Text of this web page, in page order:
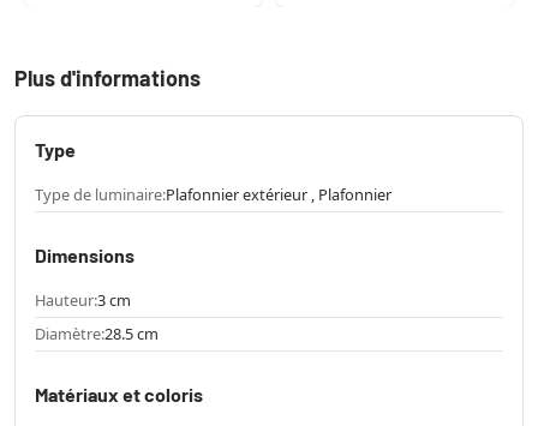
Plus d'informations
Type
Type de luminaire:Plafonnier extérieur , Plafonnier
Dimensions
Hauteur:3 cm
Diamètre:28.5 cm
Matériaux et coloris